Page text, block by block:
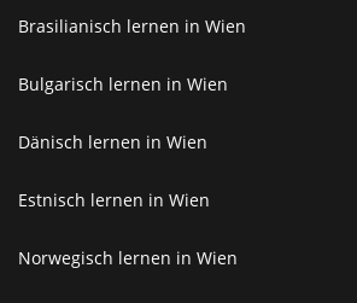
Brasilianisch lernen in Wien
Bulgarisch lernen in Wien
Dänisch lernen in Wien
Estnisch lernen in Wien
Norwegisch lernen in Wien